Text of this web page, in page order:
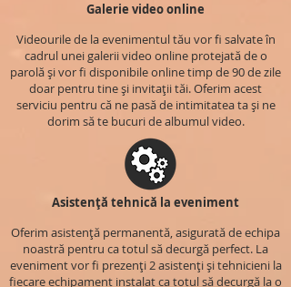
Galerie video online
Videourile de la evenimentul tău vor fi salvate în
cadrul unei galerii video online protejată de o
parolă și vor fi disponibile online timp de 90 de zile
doar pentru tine și invitații tăi. Oferim acest
serviciu pentru că ne pasă de intimitatea ta și ne
dorim să te bucuri de albumul video.
Asistență tehnică la eveniment
Oferim asistență permanentă, asigurată de echipa
noastră pentru ca totul să decurgă perfect. La
eveniment vor fi prezenți 2 asistenți și tehnicieni la
fiecare echipament instalat ca totul să decurgă la o